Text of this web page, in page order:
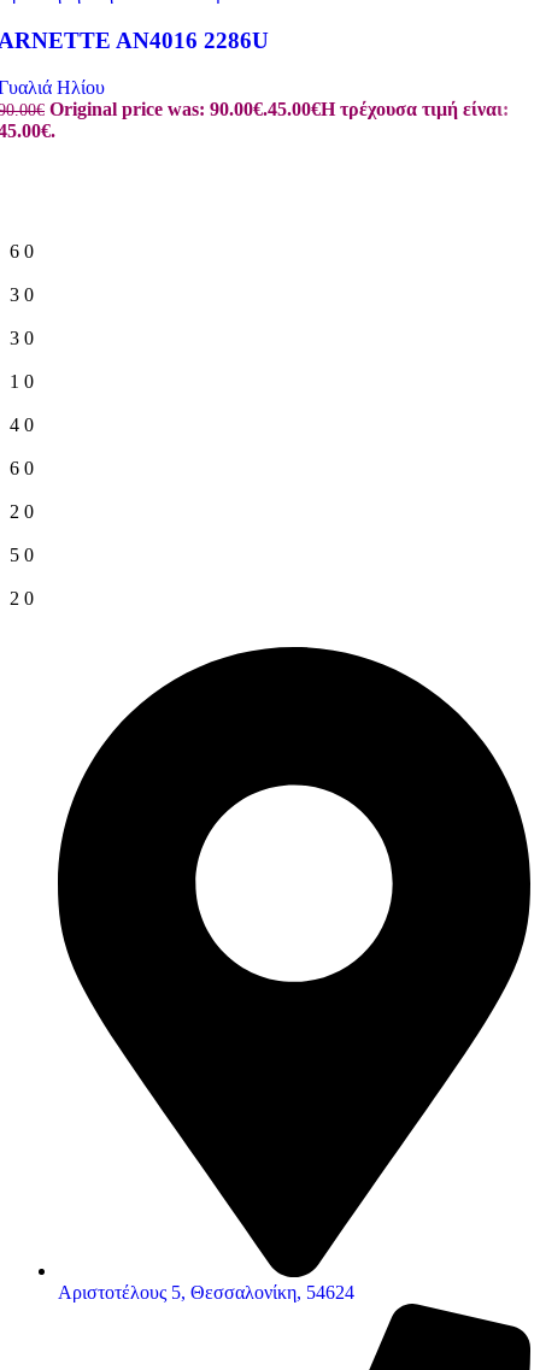
AN4016 2286U
Ηλίου
€ Original price was: 90.00€.45.00€Η τρέχουσα τιμή είναι:
6 0
3 0
3 0
1 0
4 0
6 0
2 0
5 0
2 0
Αριστοτέλους 5, Θεσσαλονίκη, 54624